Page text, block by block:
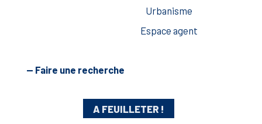
Urbanisme
Espace agent
— Faire une recherche
A FEUILLETER !